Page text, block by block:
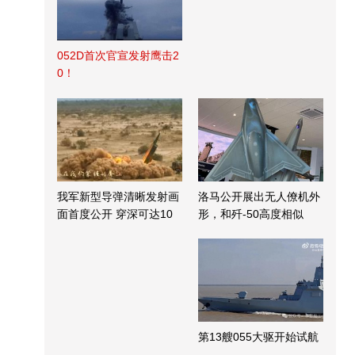
052D首次官宣发射鹰击2
0！
我军新型导弹清晰发射画
面首度公开 穿深可达10
洛马公开展出无人僚机外
形，和歼-50高度相似
第13艘055大驱开始试航